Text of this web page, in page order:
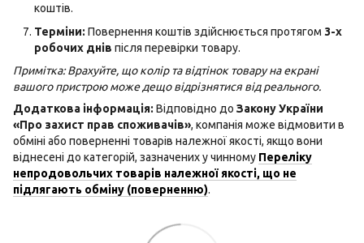
коштів.
Терміни: Повернення коштів здійснюється протягом 3-х
робочих днів після перевірки товару.
Примітка: Врахуйте, що колір та відтінок товару на екрані
вашого пристрою може дещо відрізнятися від реального.
Додаткова інформація: Відповідно до Закону України
«Про захист прав споживачів», компанія може відмовити в
обміні або поверненні товарів належної якості, якщо вони
віднесені до категорій, зазначених у чинному Переліку
непродовольчих товарів належної якості, що не
підлягають обміну (поверненню).